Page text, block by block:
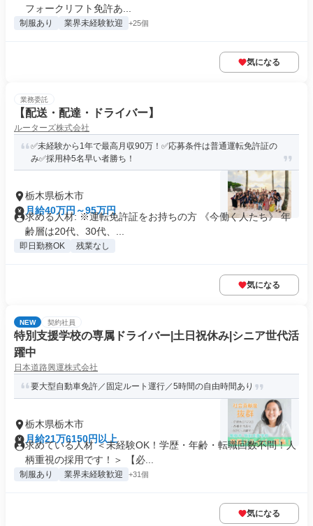
フォークリフト免許あ...
制服あり 業界未経験歓迎 +25個
気になる
業務委託
【配送・配達・ドライバー】
ルーターズ株式会社
✅未経験から1年で最高月収90万！✅応募条件は普通運転免許証の
み✅採用枠5名早い者勝ち！
栃木県栃木市
月給40万円～95万円
求める人材: ※運転免許証をお持ちの方 《今働く人たち》 年
齢層は20代、30代、...
即日勤務OK 残業なし
気になる
NEW 契約社員
特別支援学校の専属ドライバー|土日祝休み|シニア世代活
躍中
日本道路興運株式会社
要大型自動車免許／固定ルート運行／5時間の自由時間あり
栃木県栃木市
月給21万6150円以上
求めている人材 ＜未経験OK！学歴・年齢・転職回数不問！人
柄重視の採用です！＞ 【必...
制服あり 業界未経験歓迎 +31個
気になる